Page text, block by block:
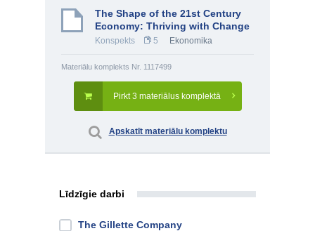
The Shape of the 21st Century
Economy: Thriving with Change
Konspekts 5 Ekonomika
Materiālu komplekts Nr. 1117499
Pirkt 3 materiālus komplektā
Apskatīt materiālu komplektu
Līdzīgie darbi
The Gillette Company